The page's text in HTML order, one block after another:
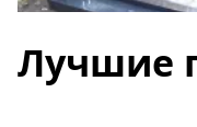
Лучшие